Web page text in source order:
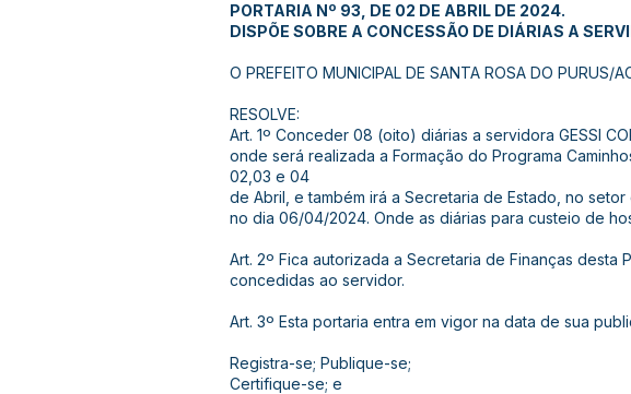
PORTARIA Nº 93, DE 02 DE ABRIL DE 2024.
DISPÕE SOBRE A CONCESSÃO DE DIÁRIAS A
O PREFEITO MUNICIPAL DE SANTA ROSA DO
RESOLVE:
Art. 1º Conceder 08 (oito) diárias a servidora GESSI
onde será realizada a Formação do Programa
02,03 e 04
de Abril, e também irá a Secretaria de Estado, no
no dia 06/04/2024. Onde as diárias para custeio de
Art. 2º Fica autorizada a Secretaria de Finanças
concedidas ao servidor.
Art. 3º Esta portaria entra em vigor na data de sua
Registra-se; Publique-se;
Certifique-se; e